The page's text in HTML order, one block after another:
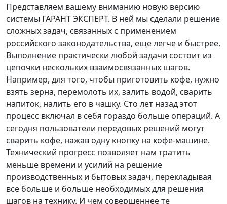
Представляем вашему вниманию новую версию
системы ГАРАНТ ЭКСПЕРТ. В ней мы сделали решение
сложных задач, связанных с применением
российского законодательства, еще легче и быстрее.
Выполнение практически любой задачи состоит из
цепочки нескольких взаимосвязанных шагов.
Например, для того, чтобы приготовить кофе, нужно
взять зерна, перемолоть их, залить водой, сварить
напиток, налить его в чашку. Сто лет назад этот
процесс включал в себя гораздо больше операций. А
сегодня пользователи передовых решений могут
сварить кофе, нажав одну кнопку на кофе-машине.
Технический прогресс позволяет нам тратить
меньше времени и усилий на решение
производственных и бытовых задач, перекладывая
все больше и больше необходимых для решения
шагов на технику. И чем совершеннее те